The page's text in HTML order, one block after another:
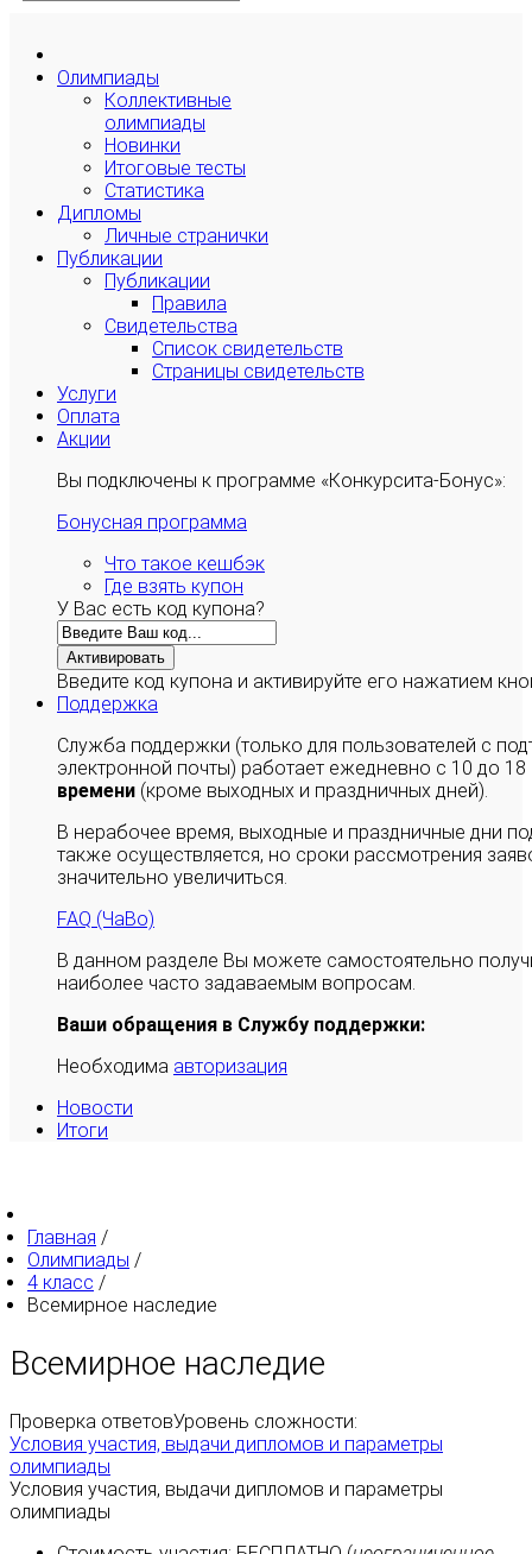
Олимпиады
Коллективные
олимпиады
Новинки
Итоговые тесты
Статистика
Дипломы
Личные странички
Публикации
Публикации
Правила
Свидетельства
Список свидетельств
Страницы свидетельств
Услуги
Оплата
Акции
Вы подключены к программе «Конкурсита-Бонус»:
Бонусная программа
Что такое кешбэк
Где взять купон
У Вас есть код купона?
Активировать
Введите код купона и активируйте его нажатием
Поддержка
Служба поддержки (только для пользователей с
электронной почты) работает ежедневно с 10 до
времени (кроме выходных и праздничных дней).
В нерабочее время, выходные и праздничные дни
также осуществляется, но сроки рассмотрения
значительно увеличиться.
FAQ (ЧаВо)
В данном разделе Вы можете самостоятельно
наиболее часто задаваемым вопросам.
Ваши обращения в Службу поддержки:
Необходима авторизация
Новости
Итоги
Главная /
Олимпиады /
4 класс /
Всемирное наследие
Всемирное наследие
Проверка ответовУровень сложности:
Условия участия, выдачи дипломов и параметры
олимпиады
Условия участия, выдачи дипломов и параметры
олимпиады